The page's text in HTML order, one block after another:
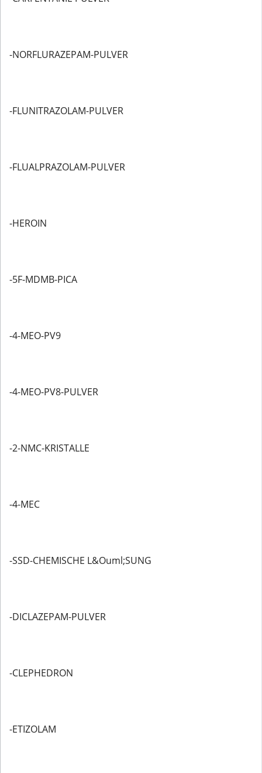
-NORFLURAZEPAM-PULVER
-FLUNITRAZOLAM-PULVER
-FLUALPRAZOLAM-PULVER
-HEROIN
-5F-MDMB-PICA
-4-MEO-PV9
-4-MEO-PV8-PULVER
-2-NMC-KRISTALLE
-4-MEC
-SSD-CHEMISCHE L&Ouml;SUNG
-DICLAZEPAM-PULVER
-CLEPHEDRON
-ETIZOLAM